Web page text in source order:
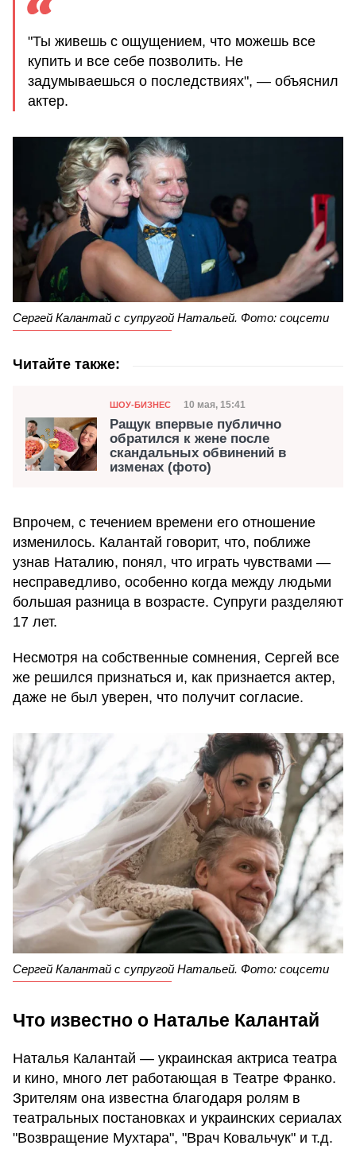
"Ты живешь с ощущением, что можешь все
купить и все себе позволить. Не
задумываешься о последствиях", — объяснил
актер.
Сергей Калантай с супругой Натальей. Фото: соцсети
Читайте также:
Категория
ШОУ-БИЗНЕС Дата публикации
10 мая, 15:41
Ращук впервые публично
обратился к жене после
скандальных обвинений в
изменах (фото)
Впрочем, с течением времени его отношение
изменилось. Калантай говорит, что, поближе
узнав Наталию, понял, что играть чувствами —
несправедливо, особенно когда между людьми
большая разница в возрасте. Супруги разделяют
17 лет.
Несмотря на собственные сомнения, Сергей все
же решился признаться и, как признается актер,
даже не был уверен, что получит согласие.
Сергей Калантай с супругой Натальей. Фото: соцсети
Что известно о Наталье Калантай
Наталья Калантай — украинская актриса театра
и кино, много лет работающая в Театре Франко.
Зрителям она известна благодаря ролям в
театральных постановках и украинских сериалах
"Возвращение Мухтара", "Врач Ковальчук" и т.д.